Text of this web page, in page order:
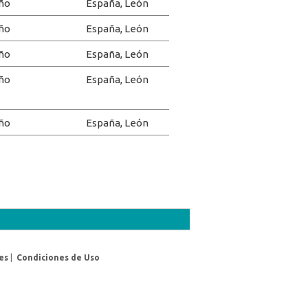
España, León
España, León
España, León
España, León
España, León
| Condiciones de Uso